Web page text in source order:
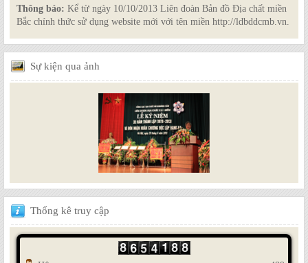
Thông báo: Kể từ ngày 10/10/2013 Liên đoàn Bản đồ Địa chất miền
Bắc chính thức sử dụng website mới với tên miền http://ldbddcmb.vn.
Sựkiện qua ảnh
Thống kê truy cập